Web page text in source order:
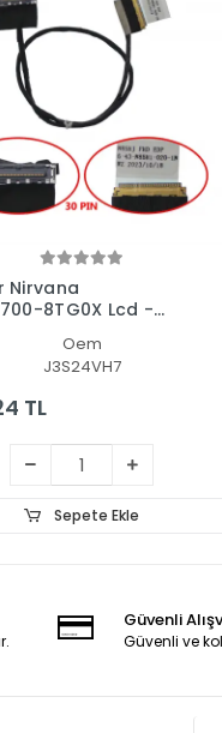
Nirvana
8TG0X Lcd -
Oem
J3S24VH7
TL
Sepete Ekle
Güvenli
Güvenli ve